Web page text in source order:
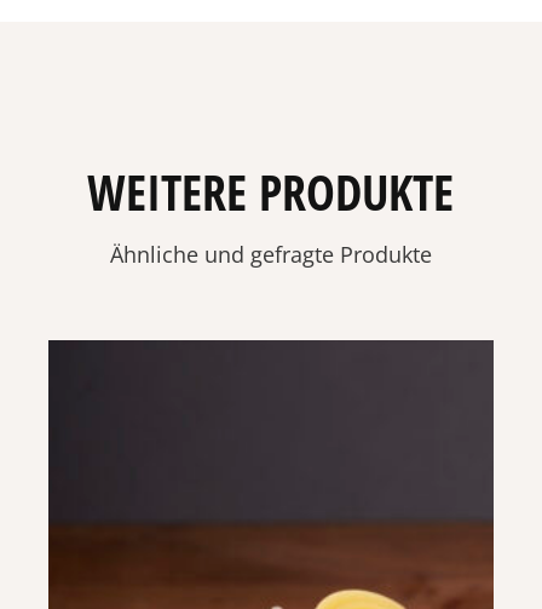
WEITERE PRODUKTE
Ähnliche und gefragte Produkte